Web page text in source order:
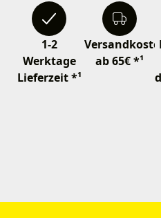
1-2
Werktage
Lieferzeit *¹
ab 65€ *¹